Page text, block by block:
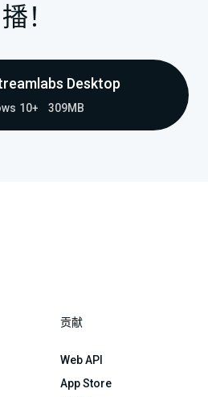
播！
Desktop
10+ 309MB
贡献
Web API
App Store